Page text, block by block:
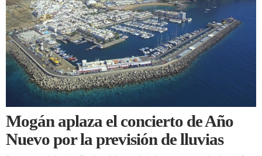
Mogán aplaza el concierto de Año
Nuevo por la previsión de lluvias